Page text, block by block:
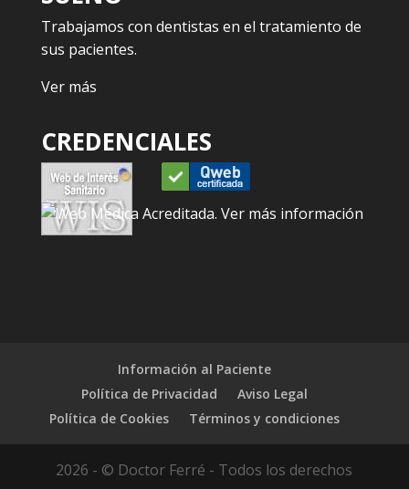
Trabajamos con dentistas en el tratamiento de
sus pacientes.
Ver más
CREDENCIALES
Información al Paciente
Política de Privacidad
Aviso Legal
Política de Cookies
Términos y condiciones
2026 - © Doctor Ferré - Todos los derechos